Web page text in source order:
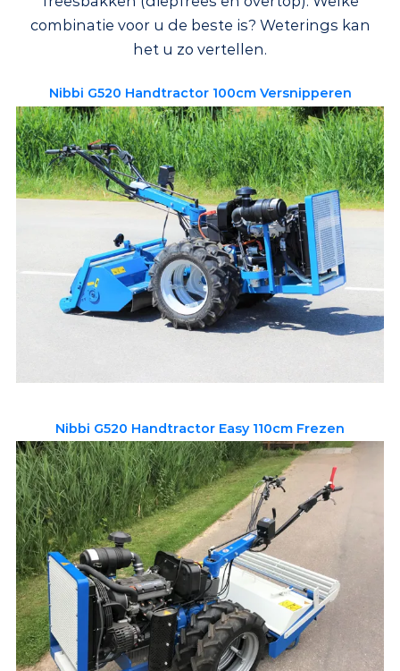
combinatie voor u de beste is? Weterings kan
het u zo vertellen.
Nibbi G520 Handtractor 100cm Versnipperen
Nibbi G520 Handtractor Easy 110cm Frezen